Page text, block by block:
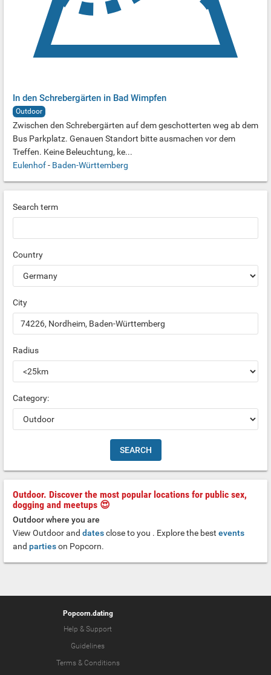
In den Schrebergärten in Bad Wimpfen
Outdoor
Zwischen den Schrebergärten auf dem geschotterten weg ab dem
Bus Parkplatz. Genauen Standort bitte ausmachen vor dem
Treffen. Keine Beleuchtung, ke...
Eulenhof- Baden-Württemberg
Search term
Country
City
Radius
Category:
Outdoor. Discover the most popular locations for public sex,
dogging and meetups 😍
Outdoor where you are
View Outdoor and datesclose to you . Explore the best events
and partieson Popcorn.
Popcorn.dating
Help & Support
Guidelines
Terms & Conditions